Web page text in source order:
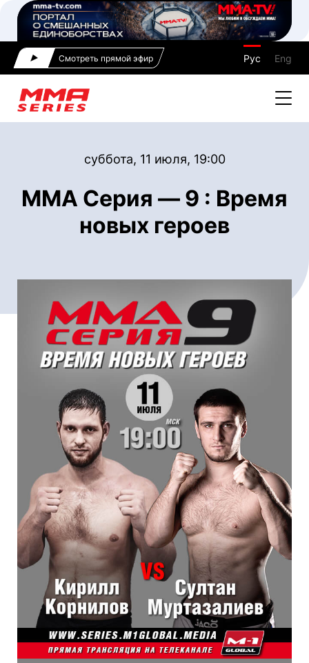
Смотреть прямой эфир Рус Eng
суббота, 11 июля, 19:00
ММА Серия — 9 : Время
новых героев